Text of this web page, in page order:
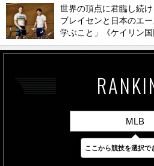
世界の頂点に君臨し続
ブレイセンと日本のエ
学ぶこと」《ケイリン
MLB
最新 24時間
ここから競技を選択で